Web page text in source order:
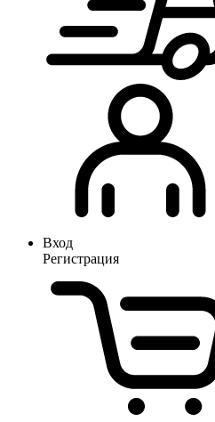
Вход
Регистрация